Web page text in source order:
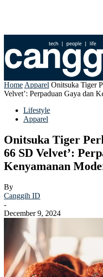
Home Apparel Onitsuka Tiger
Velvet’: Perpaduan Gaya dan
Lifestyle
Apparel
Onitsuka Tiger
66 SD Velvet’:
Kenyamanan
By
Canggih ID
-
December 9, 2024